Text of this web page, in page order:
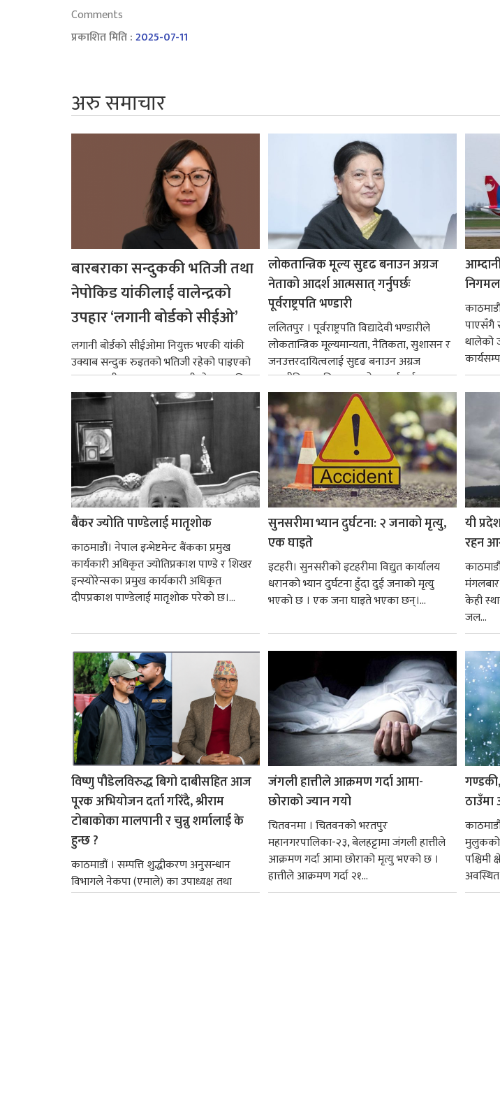
Comments
प्रकाशित मिति :2025-07-11
अरु समाचार
बारबराका सन्दुककी भतिजी तथा
नेपोकिड यांकीलाई वालेन्द्रको
उपहार ‘लगानी बोर्डको सीईओ’
लगानी बोर्डको सीईओमा नियुक्त भएकी यांकी
उक्याब सन्दुक रुइतको भतिजी रहेको पाइएको
छ। तत्कालीन समयमा महाकालीको अञ्चलाधिश
नै बनेका जोन...
लोकतान्त्रिक मूल्य सुदृढ बनाउन अग्रज
नेताको आदर्श आत्मसात् गर्नुपर्छः
पूर्वराष्ट्रपति भण्डारी
ललितपुर । पूर्वराष्ट्रपति विद्यादेवी भण्डारीले
लोकतान्त्रिक मूल्यमान्यता, नैतिकता, सुशासन र
जनउत्तरदायित्वलाई सुदृढ बनाउन अग्रज
राजनीतिक व्यक्तित्वहरूको आदर्शलाई आत्मसात्
गर्न आवश्यक...
पाएसँगै
थालेको
बैंकर ज्योति पाण्डेलाई मातृशोक
काठमाडौं। नेपाल इन्भेष्टमेन्ट बैंकका प्रमुख
कार्यकारी अधिकृत ज्योतिप्रकाश पाण्डे र शिखर
इन्स्योरेन्सका प्रमुख कार्यकारी अधिकृत
दीपप्रकाश पाण्डेलाई मातृशोक परेको छ।...
सुनसरीमा भ्यान दुर्घटना: २ जनाको मृत्यु,
एक घाइते
इटहरी। सुनसरीको इटहरीमा विद्युत कार्यालय
धरानको भ्यान दुर्घटना हुँदा दुई जनाको मृत्यु
भएको छ । एक जना घाइते भएका छन्।...
यी
रहन
केही
जल...
विष्णु पौडेलविरुद्ध बिगो दाबीसहित आज
पूरक अभियोजन दर्ता गरिँदै, श्रीराम
टोबाकोका मालपानी र चुन्नु शर्मालाई के
हुन्छ ?
काठमाडौं । सम्पत्ति शुद्धीकरण अनुसन्धान
विभागले नेकपा (एमाले) का उपाध्यक्ष तथा
पूर्वअर्थमन्त्री विष्णु पौडेलविरुद्ध अनुसन्धान सकेर
जंगली हात्तीले आक्रमण गर्दा आमा-
छोराको ज्यान गयो
चितवनमा । चितवनको भरतपुर
महानगरपालिका-२३, बेलहट्टामा जंगली हात्तीले
आक्रमण गर्दा आमा छोराको मृत्यु भएको छ ।
हात्तीले आक्रमण गर्दा २१...
ठाउँमा
मुलुकको